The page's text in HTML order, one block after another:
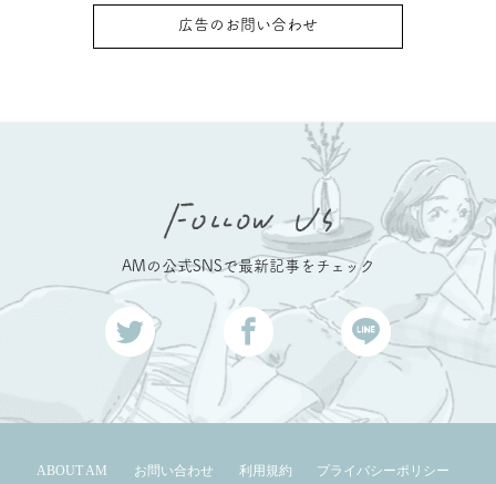
広告のお問い合わせ
AMの公式SNSで最新記事をチェック
ABOUT AM お問い合わせ 利用規約
プライバシーポリシー